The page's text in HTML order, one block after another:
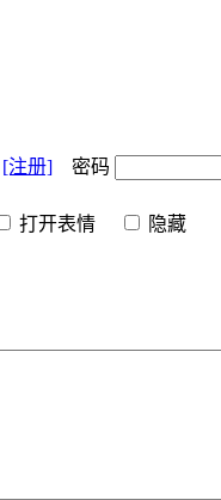
[注册] 密码
打开表情 隐